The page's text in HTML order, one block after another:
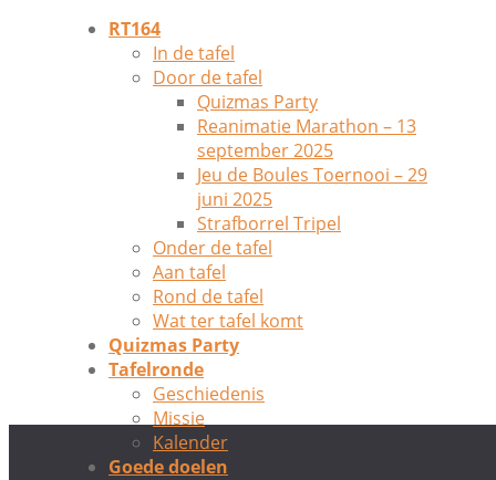
RT164
In de tafel
Door de tafel
Quizmas Party
Reanimatie Marathon – 13
september 2025
Jeu de Boules Toernooi – 29
juni 2025
Strafborrel Tripel
Onder de tafel
Aan tafel
Rond de tafel
Wat ter tafel komt
Quizmas Party
Tafelronde
Geschiedenis
Missie
Kalender
Goede doelen